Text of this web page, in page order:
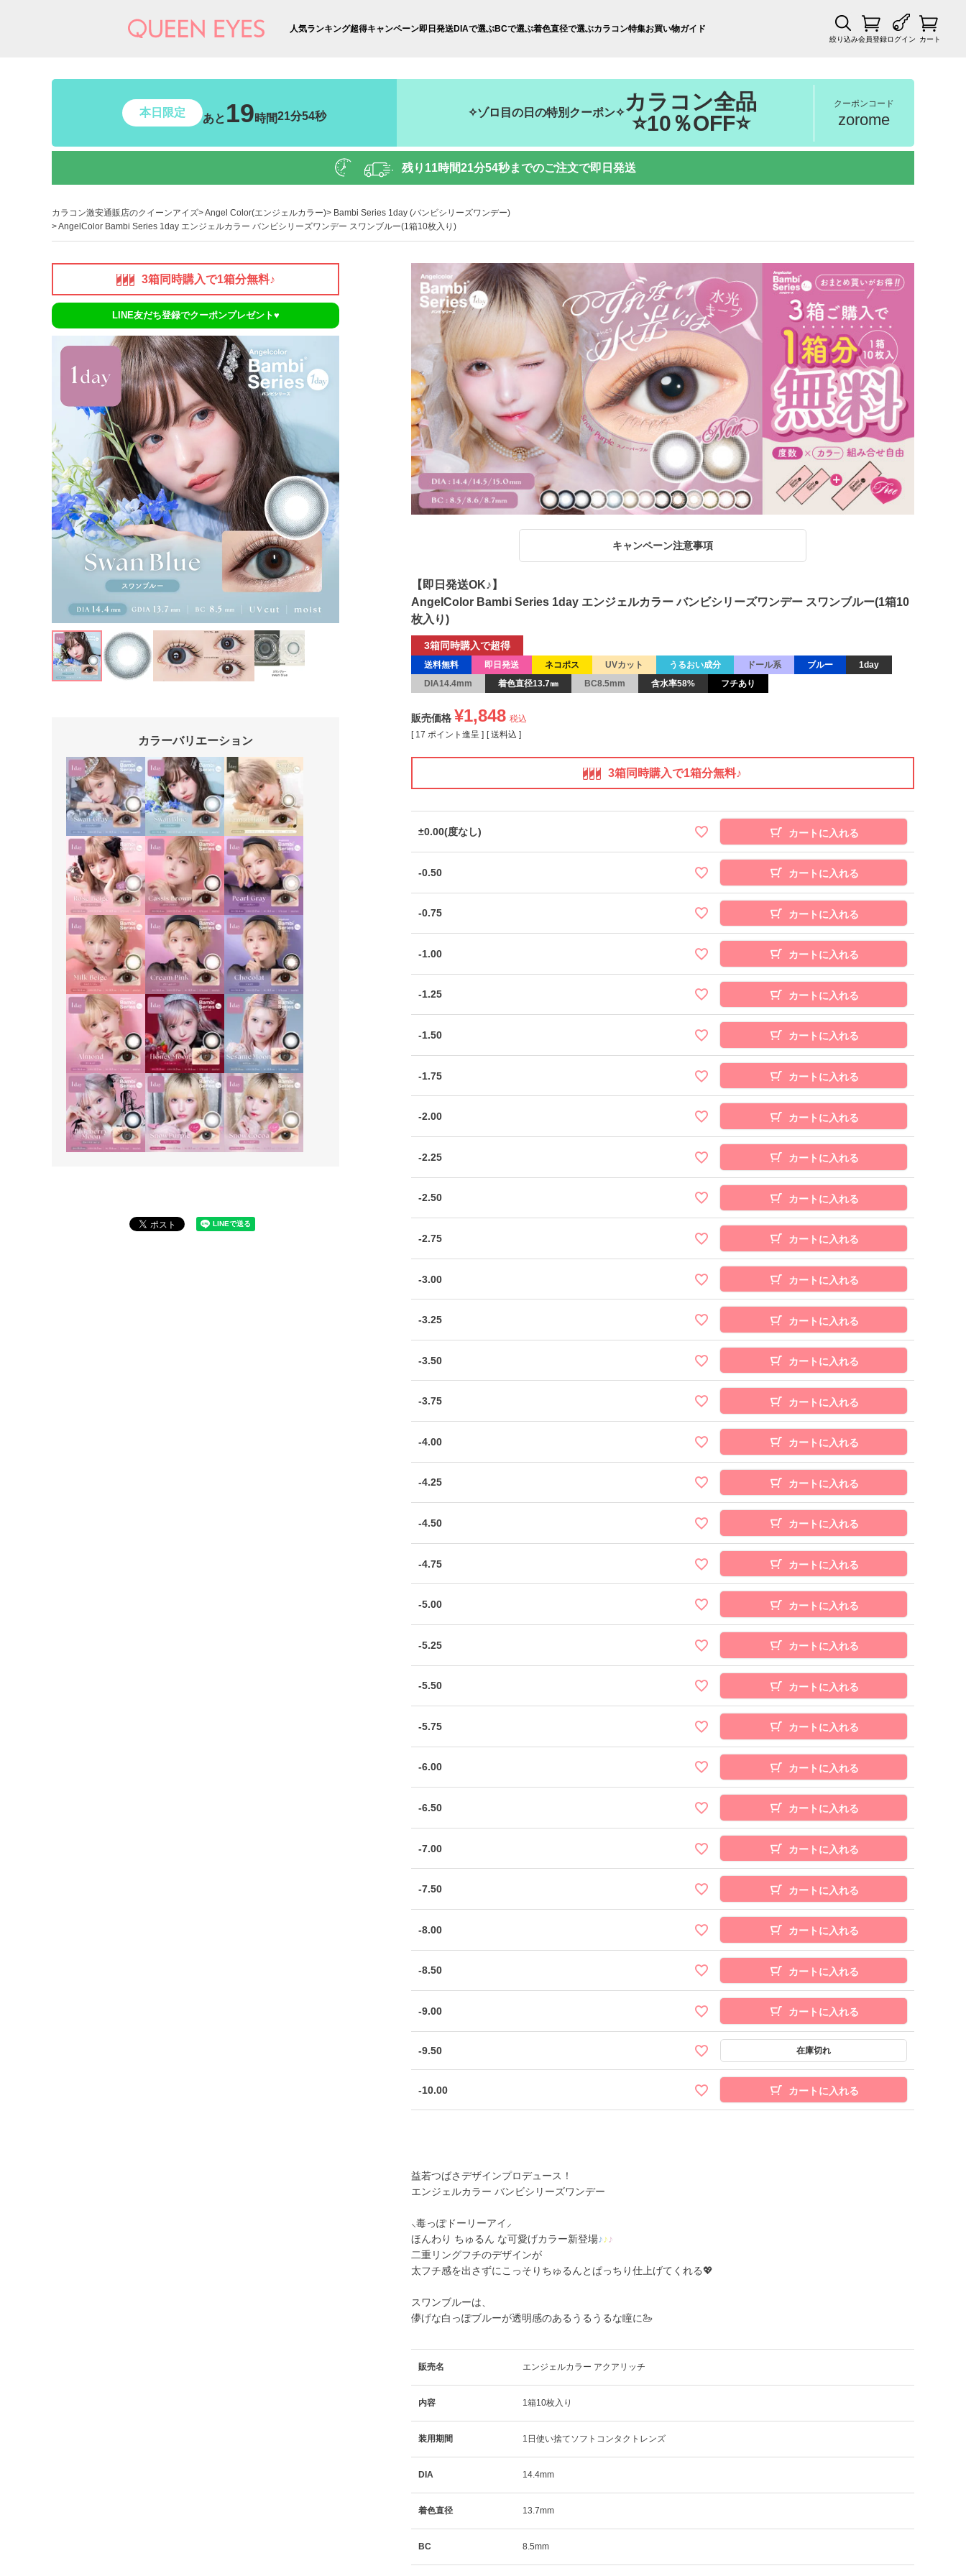
人気ランキング超得キャンペーン即日発送DIAで選ぶBCで選ぶ着色直径で選ぶカラコン特集お買い物ガイド
絞り込み会員登録ログイン カート
本日限定 あと 19時間21分53秒 ✧ゾロ目の日の特別クーポン✧ カラコン全品
⭐10％OFF⭐
クーポンコード
zorome
残り 11時間21分52秒までのご注文で即日発送
カラコン激安通販店のクイーンアイズ Angel Color(エンジェルカラー)
Bambi Series 1day (バンビシリーズワンデー)
AngelColor Bambi Series 1day エンジェルカラー バンビシリーズワンデー スワンブルー(1箱10枚入り)
3箱同時購入で1箱分無料♪
LINE友だち登録でクーポンプレゼント♥
カラーバリエーション
キャンペーン注意事項
【即日発送OK♪】
AngelColor Bambi Series 1day エンジェルカラー バンビシリーズワンデー スワンブルー(1箱10
枚入り)
送料無料 即日発送 ネコポス UVカット うるおい成分 ドール系 ブルー
1day
DIA14.4mm
着色直径13.7㎜ BC8.5mm 含水率58% フチあり
3箱同時購入で超得
販売価格 ¥1,848 税込
[ 17 ポイント進呈 ] 送料込
3箱同時購入で1箱分無料♪
±0.00(度なし) カートに入れる
-0.50 カートに入れる
-0.75 カートに入れる
-1.00 カートに入れる
-1.25 カートに入れる
-1.50 カートに入れる
-1.75 カートに入れる
-2.00 カートに入れる
-2.25 カートに入れる
-2.50 カートに入れる
-2.75 カートに入れる
-3.00 カートに入れる
-3.25 カートに入れる
-3.50 カートに入れる
-3.75 カートに入れる
-4.00 カートに入れる
-4.25 カートに入れる
-4.50 カートに入れる
-4.75 カートに入れる
-5.00 カートに入れる
-5.25 カートに入れる
-5.50 カートに入れる
-5.75 カートに入れる
-6.00 カートに入れる
-6.50 カートに入れる
-7.00 カートに入れる
-7.50 カートに入れる
-8.00 カートに入れる
-8.50 カートに入れる
-9.00 カートに入れる
-9.50
-10.00 カートに入れる
益若つばさデザインプロデュース！
エンジェルカラー バンビシリーズワンデー
⸜毒っぽドーリーアイ⸝
ほんわり ちゅるん な可愛げカラー新登場♪♪♪
二重リングフチのデザインが
太フチ感を出さずにこっそりちゅるんとぱっちり仕上げてくれる💖
スワンブルーは、
儚げな白っぽブルーが透明感のあるうるうるな瞳に🦢
販売名 エンジェルカラー アクアリッチ
内容 1箱10枚入り
装用期間 1日使い捨てソフトコンタクトレンズ
DIA 14.4mm
着色直径 13.7mm
BC 8.5mm